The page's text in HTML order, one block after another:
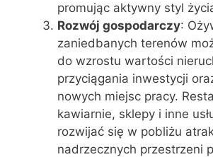
promując aktywny styl
Rozwój gospodarczy:
zaniedbanych terenów
do wzrostu wartości
przyciągania inwestycji
nowych miejsc pracy.
kawiarnie, sklepy i inne
rozwijać się w pobliżu
nadrzecznych przestrzeni